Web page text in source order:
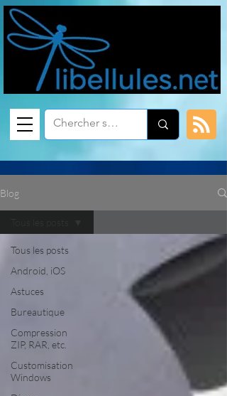
Blog
Tous les posts
Android, iOS
Astuces
Bureautique
Compression
ZIP, RAR, etc.
Customisation
Windows